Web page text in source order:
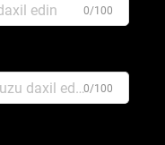
0/100
0/100